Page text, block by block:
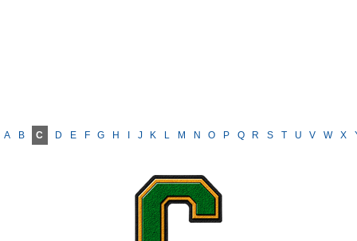
A B C D E F G H J K L M N O P Q R S T U V W X